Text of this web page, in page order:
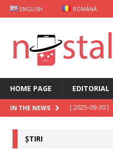
ENGLISH ROMÂNĂ
HOME PAGE EDITORIAL
IN THE NEWS [ 2025-09-30 ]
ȘTIRI